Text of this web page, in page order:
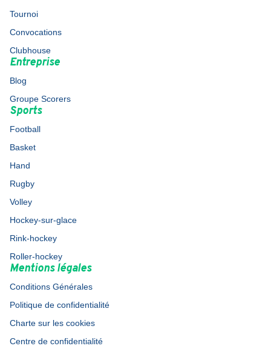
Tournoi
Convocations
Clubhouse
Entreprise
Blog
Groupe Scorers
Sports
Football
Basket
Hand
Rugby
Volley
Hockey-sur-glace
Rink-hockey
Roller-hockey
Mentions légales
Conditions Générales
Politique de confidentialité
Charte sur les cookies
Centre de confidentialité